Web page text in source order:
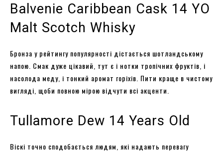
Balvenie Caribbean Cask 14 YO
Malt Scotch Whisky
Бронза у рейтингу популярності дістається шотландському
напою. Смак дуже цікавий, тут є і нотки тропічних фруктів, і
насолода меду, і тонкий аромат горіхів. Пити краще в чистому
вигляді, щоби повною мірою відчути всі акценти.
Tullamore Dew 14 Years Old
Віскі точно сподобається людям, які надають перевагу